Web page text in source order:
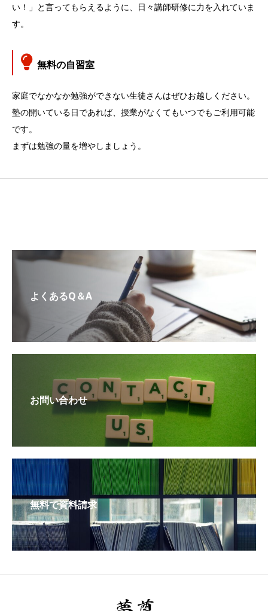
い！」と言ってもらえるように、日々講師研修に力を入れていま
す。
無料の自習室
家庭でなかなか勉強ができない生徒さんはぜひお越しください。
塾の開いている日であれば、授業がなくてもいつでもご利用可能
です。
まずは勉強の量を増やしましょう。
よくあるQ＆A
お問い合わせ
無料で資料請求